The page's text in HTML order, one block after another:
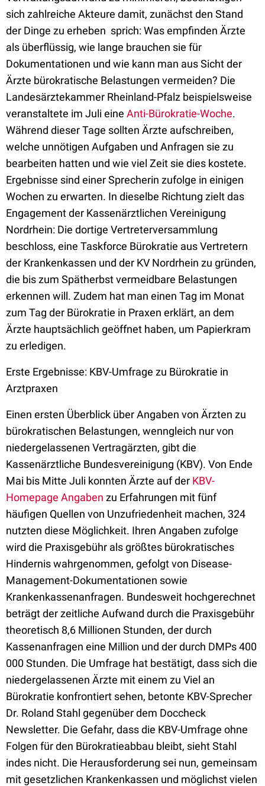
sich zahlreiche Akteure damit, zunächst den Stand
der Dinge zu erheben  sprich: Was empfinden Ärzte
als überflüssig, wie lange brauchen sie für
Dokumentationen und wie kann man aus Sicht der
Ärzte bürokratische Belastungen vermeiden? Die
Landesärztekammer Rheinland-Pfalz beispielsweise
veranstaltete im Juli eine Anti-Bürokratie-Woche.
Während dieser Tage sollten Ärzte aufschreiben,
welche unnötigen Aufgaben und Anfragen sie zu
bearbeiten hatten und wie viel Zeit sie dies kostete.
Ergebnisse sind einer Sprecherin zufolge in einigen
Wochen zu erwarten. In dieselbe Richtung zielt das
Engagement der Kassenärztlichen Vereinigung
Nordrhein: Die dortige Vertreterversammlung
beschloss, eine Taskforce Bürokratie aus Vertretern
der Krankenkassen und der KV Nordrhein zu gründen,
die bis zum Spätherbst vermeidbare Belastungen
erkennen will. Zudem hat man einen Tag im Monat
zum Tag der Bürokratie in Praxen erklärt, an dem
Ärzte hauptsächlich geöffnet haben, um Papierkram
zu erledigen.
Erste Ergebnisse: KBV-Umfrage zu Bürokratie in
Arztpraxen
Einen ersten Überblick über Angaben von Ärzten zu
bürokratischen Belastungen, wenngleich nur von
niedergelassenen Vertragärzten, gibt die
Kassenärztliche Bundesvereinigung (KBV). Von Ende
Mai bis Mitte Juli konnten Ärzte auf der KBV-
Homepage Angaben zu Erfahrungen mit fünf
häufigen Quellen von Unzufriedenheit machen, 324
nutzten diese Möglichkeit. Ihren Angaben zufolge
wird die Praxisgebühr als größtes bürokratisches
Hindernis wahrgenommen, gefolgt von Disease-
Management-Dokumentationen sowie
Krankenkassenanfragen. Bundesweit hochgerechnet
beträgt der zeitliche Aufwand durch die Praxisgebühr
theoretisch 8,6 Millionen Stunden, der durch
Kassenanfragen eine Million und der durch DMPs 400
000 Stunden. Die Umfrage hat bestätigt, dass sich die
niedergelassenen Ärzte mit einem zu Viel an
Bürokratie konfrontiert sehen, betonte KBV-Sprecher
Dr. Roland Stahl gegenüber dem Doccheck
Newsletter. Die Gefahr, dass die KBV-Umfrage ohne
Folgen für den Bürokratieabbau bleibt, sieht Stahl
indes nicht. Die Herausforderung sei nun, gemeinsam
mit gesetzlichen Krankenkassen und möglichst vielen